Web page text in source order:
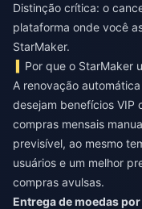
Distinção crítica: o
plataforma onde você
StarMaker.
Por que o StarMaker
A renovação
desejam benefícios VIP
compras mensais
previsível, ao mesmo
usuários e um melhor
compras avulsas.
Entrega de moedas